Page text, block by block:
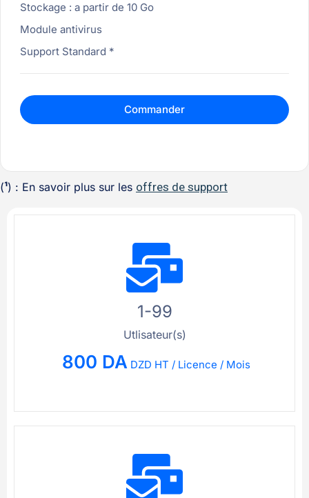
Stockage : a partir de 10 Go
Module antivirus
Support Standard *
Commander
(¹) : En savoir plus sur les offres de support
1-99
Utlisateur(s)
800 DA DZD HT / Licence / Mois